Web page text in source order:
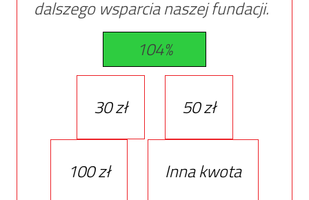
dalszego wsparcia naszej fundacji.
104%
30 zł 50 zł
100 zł
Inna kwota